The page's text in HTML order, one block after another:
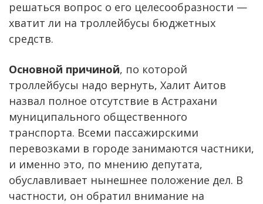
решаться вопрос о его целесообразности —
хватит ли на троллейбусы бюджетных
средств.
Основной причиной, по которой
троллейбусы надо вернуть, Халит Аитов
назвал полное отсутствие в Астрахани
муниципального общественного
транспорта. Всеми пассажирскими
перевозками в городе занимаются частники,
и именно это, по мнению депутата,
обуславливает нынешнее положение дел. В
частности, он обратил внимание на